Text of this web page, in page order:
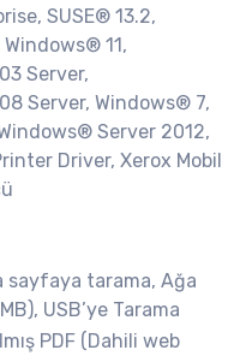
SUSE® 13.2,
11,
Server,
Server, Windows® 7,
Server 2012,
Driver, Xerox Mobil
sayfaya tarama, Ağa
USB’ye Tarama
PDF (Dahili web